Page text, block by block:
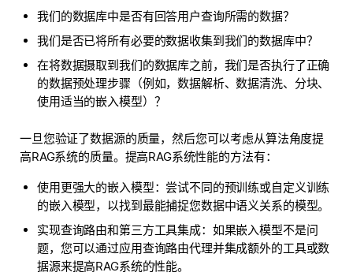
我们的数据库中是否有回答用户查询所需的数据？
我们是否已将所有必要的数据收集到我们的数据库中？
在将数据摄取到我们的数据库之前，我们是否执行了正确
的数据预处理步骤（例如，数据解析、数据清洗、分块、
使用适当的嵌入模型）？
一旦您验证了数据源的质量，然后您可以考虑从算法角度提
高RAG系统的质量。提高RAG系统性能的方法有：
使用更强大的嵌入模型：尝试不同的预训练或自定义训练
的嵌入模型，以找到最能捕捉您数据中语义关系的模型。
实现查询路由和第三方工具集成：如果嵌入模型不是问
题，您可以通过应用查询路由代理并集成额外的工具或数
据源来提高RAG系统的性能。